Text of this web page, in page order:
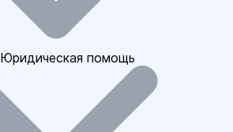
Юридическая помощь